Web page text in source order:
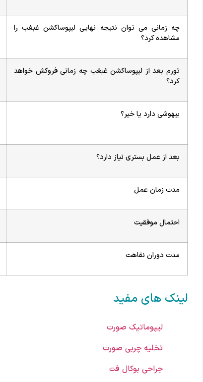
چه زمانی می توان نتیجه نهایی لیپوساکشن غبغب را
مشاهده کرد؟
تورم بعد از لیپوساکشن غبغب چه زمانی فروکش خواهد
کرد؟
بیهوشی دارد یا خیر؟
بعد از عمل بستری نیاز دارد؟
مدت زمان عمل
احتمال موفقیت
مدت دوران نقاهت
لینک های مفید
لیپوماتیک صورت
تخلیه چربی صورت
جراحی بوکال فت